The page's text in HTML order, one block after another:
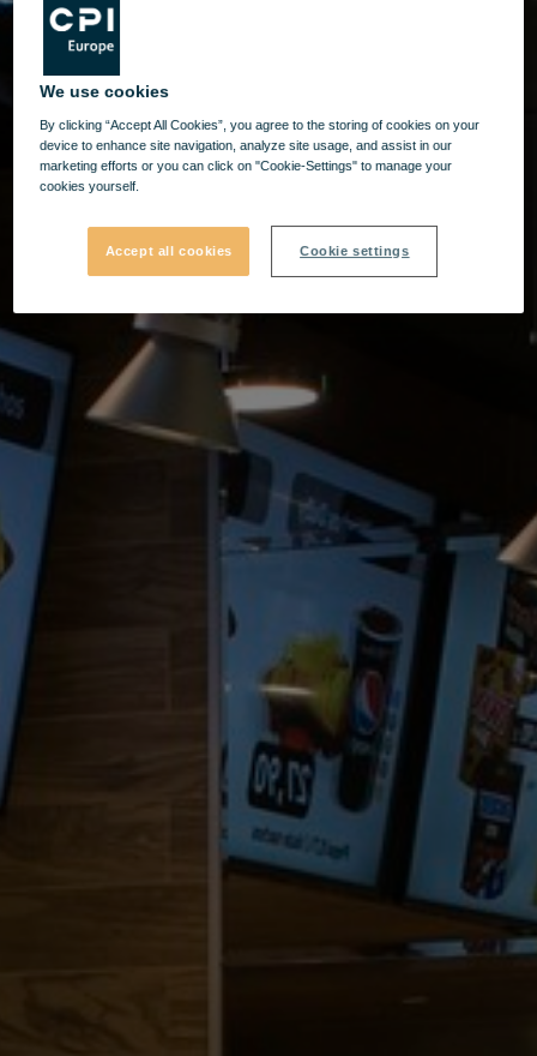
We use cookies
By clicking “Accept All Cookies”, you agree to the storing of cookies on your
device to enhance site navigation, analyze site usage, and assist in our
marketing efforts or you can click on "Cookie-Settings" to manage your
cookies yourself.
Accept all cookies Cookie settings